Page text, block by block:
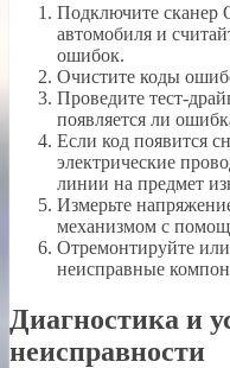
Подключите сканер
автомобиля и
ошибок.
Очистите коды
Проведите тест-
появляется ли
Если код появится
электрические
линии на предмет
Измерьте
механизмом с
Отремонтируйте
неисправные
Диагностика и
неисправности